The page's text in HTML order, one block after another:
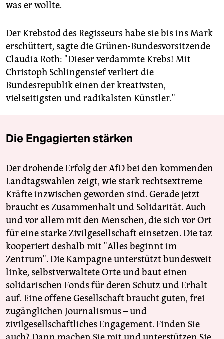
was er wollte.
Der Krebstod des Regisseurs habe sie bis ins Mark
erschüttert, sagte die Grünen-Bundesvorsitzende
Claudia Roth: "Dieser verdammte Krebs! Mit
Christoph Schlingensief verliert die
Bundesrepublik einen der kreativsten,
vielseitigsten und radikalsten Künstler."
Die Engagierten stärken
Der drohende Erfolg der AfD bei den kommenden
Landtagswahlen zeigt, wie stark rechtsextreme
Kräfte inzwischen geworden sind. Gerade jetzt
braucht es Zusammenhalt und Solidarität. Auch
und vor allem mit den Menschen, die sich vor Ort
für eine starke Zivilgesellschaft einsetzen. Die taz
kooperiert deshalb mit "Alles beginnt im
Zentrum". Die Kampagne unterstützt bundesweit
linke, selbstverwaltete Orte und baut einen
solidarischen Fonds für deren Schutz und Erhalt
auf. Eine offene Gesellschaft braucht guten, frei
zugänglichen Journalismus – und
zivilgesellschaftliches Engagement. Finden Sie